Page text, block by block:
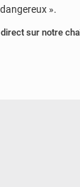
».
sur notre